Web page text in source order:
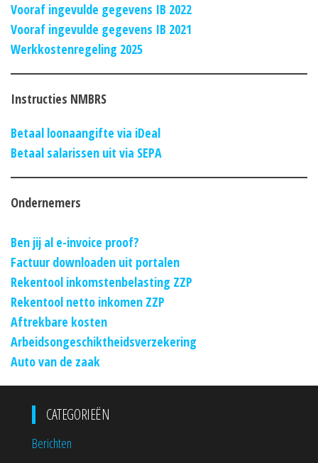
Vooraf ingevulde gegevens IB 2022
Vooraf ingevulde gegevens IB 2021
Werkkostenregeling 2025
Instructies NMBRS
Betaal loonaangifte via iDeal
Betaal salarissen uit via SEPA
Ondernemers
Ben jij al e-invoice proof?
Factuur downloaden uit portalen
Rekentool inkomstenbelasting ZZP
Rekentool netto inkomen ZZP
Aftrekbare kosten
Arbeidsongeschiktheidsverzekering
Auto van de zaak
CATEGORIEËN
Berichten